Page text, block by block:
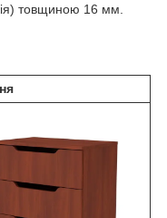
товщиною 16 мм.